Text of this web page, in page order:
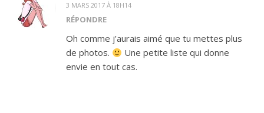
3 MARS 2017 À 18H14
RÉPONDRE
Oh comme j’aurais aimé que tu mettes plus
de photos.
Une petite liste qui donne
envie en tout cas.